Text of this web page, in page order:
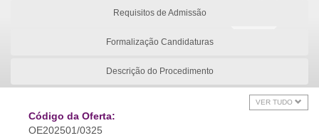
Requisitos de Admissão
Formalização Candidaturas
Descrição do Procedimento
VER TUDO
Código da Oferta:
OE202501/0325